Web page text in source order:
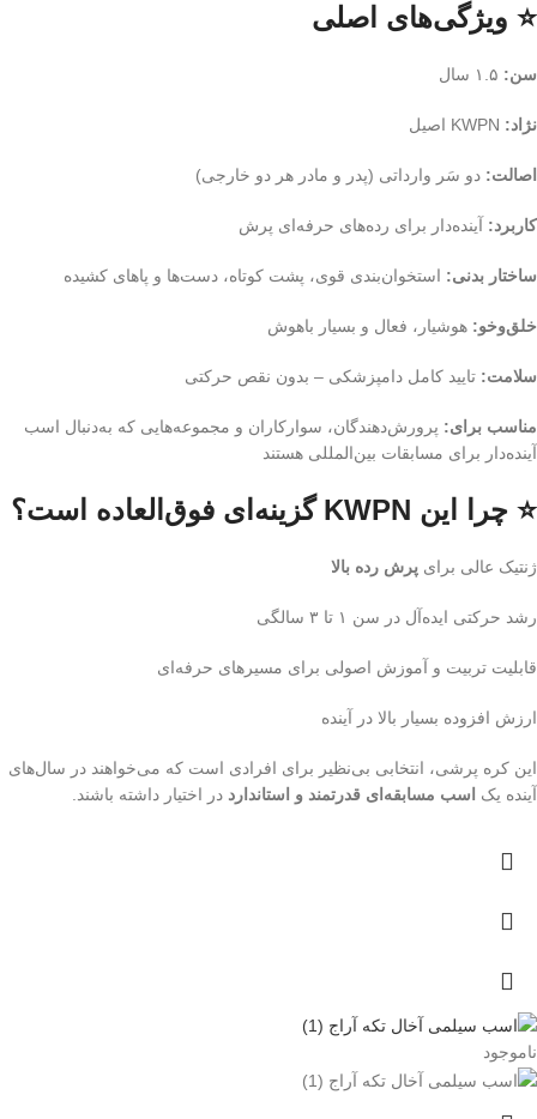
⭐ ویژگی‌های اصلی
سن:
نژاد:
اصالت: دو سَر وارداتی (پدر و مادر هر دو خارجی)
کاربرد: آینده‌دار برای رده‌های حرفه‌ای پرش
ساختار بدنی: استخوان‌بندی قوی، پشت کوتاه، دست‌ها و پاهای کشیده
خلق‌وخو: هوشیار، فعال و بسیار باهوش
سلامت: تایید کامل دامپزشکی – بدون نقص حرکتی
مناسب برای: پرورش‌دهندگان، سوارکاران و مجموعه‌هایی که به‌دنبال اسب
آینده‌دار برای مسابقات بین‌المللی هستند
⭐ چرا این KWPN گزینه‌ای فوق‌العاده است؟
ژنتیک عالی برای پرش رده بالا
رشد حرکتی ایده‌آل در سن ۱ تا ۳ سالگی
قابلیت تربیت و آموزش اصولی برای مسیرهای حرفه‌ای
ارزش افزوده بسیار بالا در آینده
این کره پرشی، انتخابی بی‌نظیر برای افرادی است که می‌خواهند در سال‌های
آینده یک
اسب مسابقه‌ای قدرتمند و استاندارد در اختیار داشته باشند.
ناموجود